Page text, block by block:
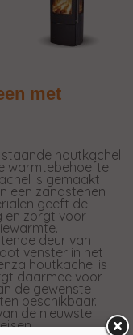
met
houtkachel
warmtebehoefte
is gemaakt
een zandstenen
geeft de
en zorgt voor
deur van
venster in het
houtkachel is
daarmee voor
de gewenste
beschikbaar.
de nieuwste